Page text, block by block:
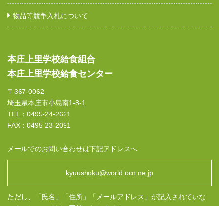
物品等競争入札について
本庄上里学校給食組合
本庄上里学校給食センター
〒367-0062
埼玉県本庄市小島南1-8-1
TEL：0495-24-2621
FAX：0495-23-2091
メールでのお問い合わせは下記アドレスへ
kyuushoku@world.ocn.ne.jp
ただし、「氏名」「住所」「メールアドレス」が記入されていな